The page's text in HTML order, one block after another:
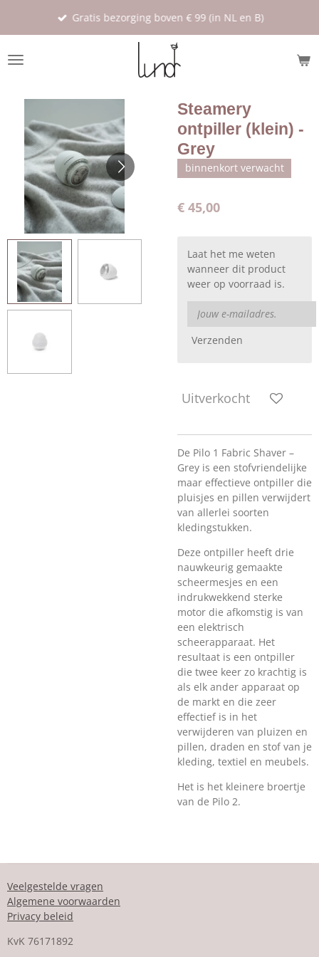
de
Gratis bezorging boven € 99 (in NL en B)
Steamery
ontpiller (klein) -
Grey
binnenkort verwacht
€ 45,00
Laat het me weten
wanneer dit product
weer op voorraad is.
Verzenden
Uitverkocht
De Pilo 1 Fabric Shaver –
Grey is een stofvriendelijke
maar effectieve ontpiller die
pluisjes en pillen verwijdert
van allerlei soorten
kledingstukken.
Deze ontpiller heeft drie
nauwkeurig gemaakte
scheermesjes en een
indrukwekkend sterke
motor die afkomstig is van
een elektrisch
scheerapparaat. Het
resultaat is een ontpiller
die twee keer zo krachtig is
als elk ander apparaat op
de markt en die zeer
effectief is in het
verwijderen van pluizen en
pillen, draden en stof van je
kleding, textiel en meubels.
Het is het kleinere broertje
van de Pilo 2.
Veelgestelde vragen
Algemene voorwaarden
Privacy beleid
KvK 76171892